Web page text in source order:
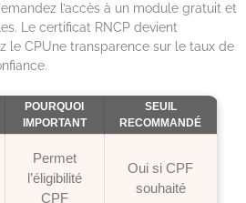
l’accès à un module gratuit et
Le certificat RNCP devient
le CPUne transparence sur le taux de
POURQUOI
IMPORTANT
SEUIL
RECOMMANDÉ
Permet
l’éligibilité
CPF
Oui si CPF
souhaité